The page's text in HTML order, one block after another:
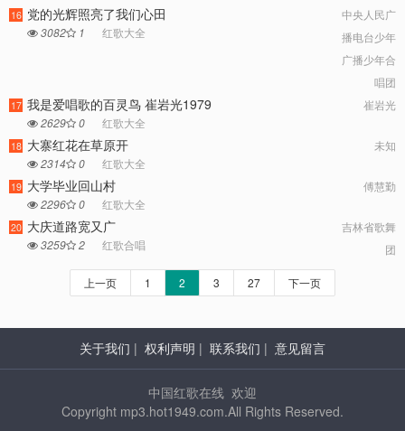
16 党的光辉照亮了我们心田
3082 1 红歌大全
中央人民广
播电台少年
广播少年合
唱团
17 我是爱唱歌的百灵鸟 崔岩光1979
2629 0 红歌大全
崔岩光
18 大寨红花在草原开
2314 0 红歌大全
未知
19 大学毕业回山村
2296 0 红歌大全
傅慧勤
20 大庆道路宽又广
3259 2 红歌合唱
吉林省歌舞
团
上一页 1 2 3 27 下一页
关于我们 | 权利声明 | 联系我们 | 意见留言
中国红歌在线 欢迎
Copyright mp3.hot1949.com.All Rights Reserved.